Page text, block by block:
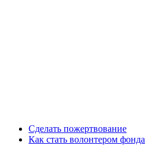
Сделать пожертвование
Как стать волонтером фонда